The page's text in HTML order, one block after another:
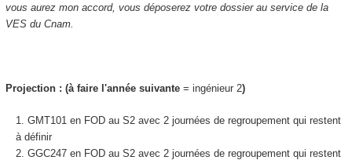
vous aurez mon accord, vous déposerez votre dossier au service de la
VESdu Cnam.
Projection : (à faire l'année suivante = ingénieur 2)
GMT101 en FODau S2 avec 2 journées de regroupement qui restent
à définir
GGC247 en FODau S2 avec 2 journées de regroupement qui restent